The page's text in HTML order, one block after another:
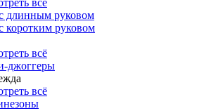
длинным руковом
коротким руковом
всё
джоггеры
всё